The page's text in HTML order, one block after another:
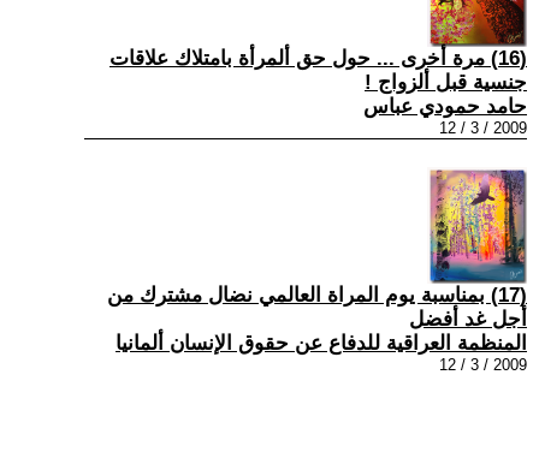
(16) مرة أخرى ... حول حق ألمرأة بامتلاك علاقات
جنسية قبل ألزواج !
حامد حمودي عباس
2009 / 3 / 12
(17) بمناسبة يوم المراة العالمي نضال مشترك من
أجل غد أفضل
المنظمة العراقية للدفاع عن حقوق الإنسان ألمانيا
2009 / 3 / 12